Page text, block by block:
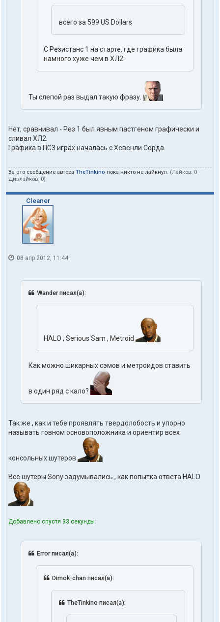
всего за 599 US Dollars
С Резистанс 1 на старте, где графика была
намного хуже чем в ХЛ2.
Ты слепой раз выдал такую фразу.
Нет, сравнивал - Рез 1 был явным пастгеном графически и
сливал ХЛ2.
Графика в ПС3 играх началась с Хевенли Сорда.
За это сообщение автора TheTinkino пока никто не лайкнул. (Лайков: 0 ·
Дизлайков: 0)
Cleaner
08 апр 2012, 11:44
Wander писал(а):
HALO , Serious Sam , Metroid
Как можно шикарных сэмов и метроидов ставить
в один ряд с кало?
Так же , как и тебе проявлять твердолобость и упорно
называть говном основоположника и ориентир всех
консольных шутеров
Все шутеры Sony задумывались , как попытка ответа HALO
Добавлено спустя 33 секунды:
Error писал(а):
Dimok-chan писал(а):
TheTinkino писал(а):